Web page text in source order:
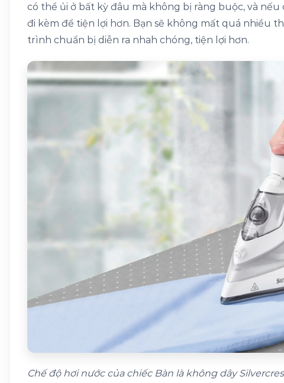
có thể ủi ở bất kỳ đâu mà không bị ràng buộc, và
đi kèm để tiện lợi hơn. Bạn sẽ không mất quá nhiều
trình chuẩn bị diễn ra nhah chóng, tiện lợi hơn.
Chế độ hơi nước của chiếc Bàn là không dây